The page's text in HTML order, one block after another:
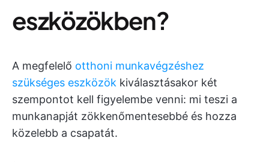
eszközökben?
A megfelelő otthoni munkavégzéshez
szükséges eszközök kiválasztásakor két
szempontot kell figyelembe venni: mi teszi a
munkanapját zökkenőmentesebbé és hozza
közelebb a csapatát.